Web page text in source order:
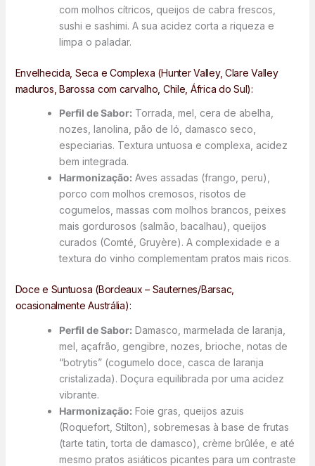
com molhos cítricos, queijos de cabra frescos,
sushi e sashimi. A sua acidez corta a riqueza e
limpa o paladar.
Envelhecida, Seca e Complexa (Hunter Valley, Clare Valley
maduros, Barossa com carvalho, Chile, África do Sul):
Perfil de Sabor:Torrada, mel, cera de abelha,
nozes, lanolina, pão de ló, damasco seco,
especiarias. Textura untuosa e complexa, acidez
bem integrada.
Harmonização:Aves assadas (frango, peru),
porco com molhos cremosos, risotos de
cogumelos, massas com molhos brancos, peixes
mais gordurosos (salmão, bacalhau), queijos
curados (Comté, Gruyère). A complexidade e a
textura do vinho complementam pratos mais ricos.
Doce e Suntuosa (Bordeaux – Sauternes/Barsac,
ocasionalmente Austrália):
Perfil de Sabor:Damasco, marmelada de laranja,
mel, açafrão, gengibre, nozes, brioche, notas de
“botrytis” (cogumelo doce, casca de laranja
cristalizada). Doçura equilibrada por uma acidez
vibrante.
Harmonização:Foie gras, queijos azuis
(Roquefort, Stilton), sobremesas à base de frutas
(tarte tatin, torta de damasco), crème brûlée, e até
mesmo pratos asiáticos picantes para um contraste